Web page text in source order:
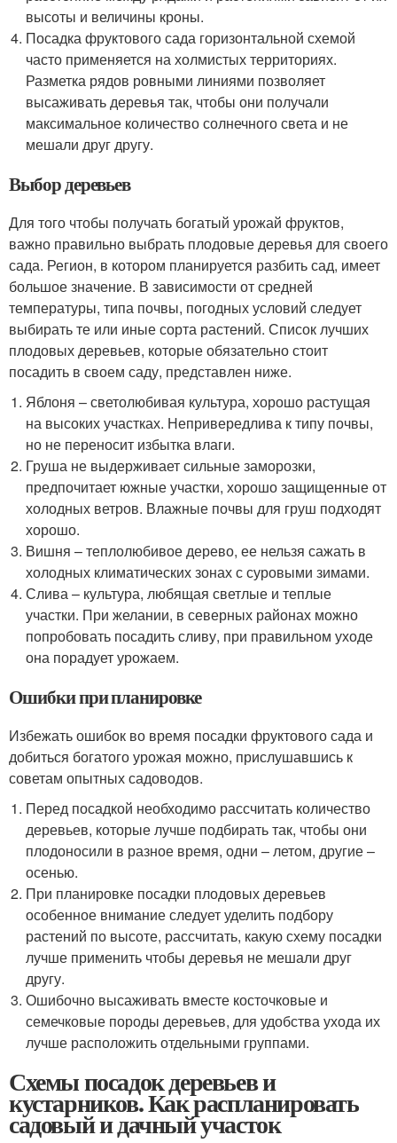
высоты и величины кроны.
Посадка фруктового сада горизонтальной схемой
часто применяется на холмистых территориях.
Разметка рядов ровными линиями позволяет
высаживать деревья так, чтобы они получали
максимальное количество солнечного света и не
мешали друг другу.
Выбор деревьев
Для того чтобы получать богатый урожай фруктов,
важно правильно выбрать плодовые деревья для своего
сада. Регион, в котором планируется разбить сад, имеет
большое значение. В зависимости от средней
температуры, типа почвы, погодных условий следует
выбирать те или иные сорта растений. Список лучших
плодовых деревьев, которые обязательно стоит
посадить в своем саду, представлен ниже.
Яблоня – светолюбивая культура, хорошо растущая
на высоких участках. Непривередлива к типу почвы,
но не переносит избытка влаги.
Груша не выдерживает сильные заморозки,
предпочитает южные участки, хорошо защищенные от
холодных ветров. Влажные почвы для груш подходят
хорошо.
Вишня – теплолюбивое дерево, ее нельзя сажать в
холодных климатических зонах с суровыми зимами.
Слива – культура, любящая светлые и теплые
участки. При желании, в северных районах можно
попробовать посадить сливу, при правильном уходе
она порадует урожаем.
Ошибки при планировке
Избежать ошибок во время посадки фруктового сада и
добиться богатого урожая можно, прислушавшись к
советам опытных садоводов.
Перед посадкой необходимо рассчитать количество
деревьев, которые лучше подбирать так, чтобы они
плодоносили в разное время, одни – летом, другие –
осенью.
При планировке посадки плодовых деревьев
особенное внимание следует уделить подбору
растений по высоте, рассчитать, какую схему посадки
лучше применить чтобы деревья не мешали друг
другу.
Ошибочно высаживать вместе косточковые и
семечковые породы деревьев, для удобства ухода их
лучше расположить отдельными группами.
Схемы посадок деревьев и
кустарников. Как распланировать
садовый и дачный участок